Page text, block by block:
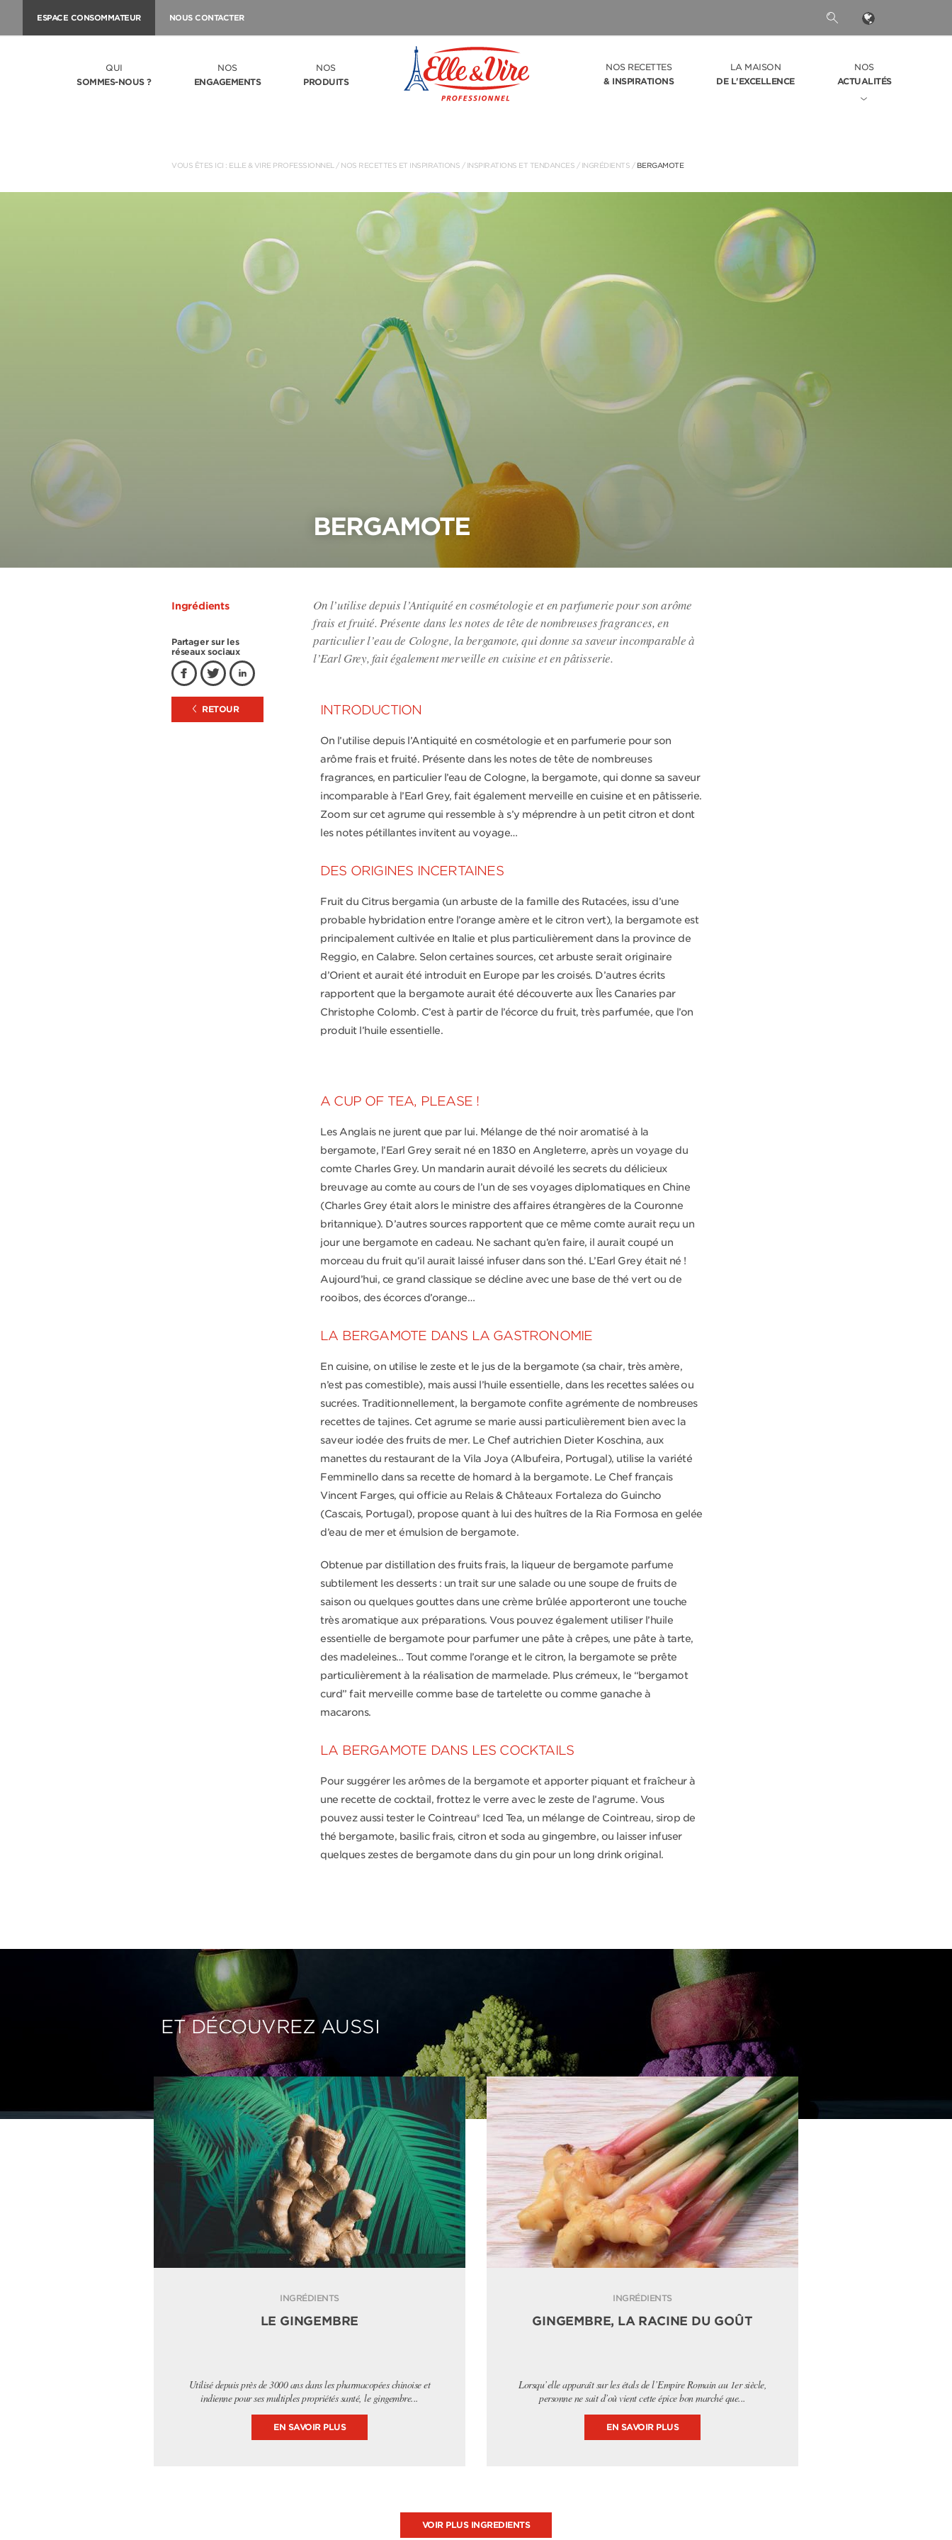
ESPACE CONSOMMATEUR NOUS CONTACTER
QUI
SOMMES-NOUS ?
NOS
ENGAGEMENTS
NOS
PRODUITS
NOS RECETTES
& INSPIRATIONS
LA MAISON
DE L'EXCELLENCE
NOS
ACTUALITÉS
VOUS ÊTES ICI : ELLE & VIRE PROFESSIONNEL / NOS RECETTES ET INSPIRATIONS / INSPIRATIONS ET TENDANCES / INGRÉDIENTS / BERGAMOTE
BERGAMOTE
On l’utilise depuis l’Antiquité en cosmétologie et en parfumerie pour son arôme
frais et fruité. Présente dans les notes de tête de nombreuses fragrances, en
particulier l’eau de Cologne, la bergamote, qui donne sa saveur incomparable à
l’Earl Grey, fait également merveille en cuisine et en pâtisserie.
Ingrédients
Partager sur les
réseaux sociaux
RETOUR INTRODUCTION
On l’utilise depuis l’Antiquité en cosmétologie et en parfumerie pour son
arôme frais et fruité. Présente dans les notes de tête de nombreuses
fragrances, en particulier l’eau de Cologne, la bergamote, qui donne sa saveur
incomparable à l’Earl Grey, fait également merveille en cuisine et en pâtisserie.
Zoom sur cet agrume qui ressemble à s’y méprendre à un petit citron et dont
les notes pétillantes invitent au voyage…
DES ORIGINES INCERTAINES
Fruit du Citrus bergamia (un arbuste de la famille des Rutacées, issu d’une
probable hybridation entre l’orange amère et le citron vert), la bergamote est
principalement cultivée en Italie et plus particulièrement dans la province de
Reggio, en Calabre. Selon certaines sources, cet arbuste serait originaire
d’Orient et aurait été introduit en Europe par les croisés. D’autres écrits
rapportent que la bergamote aurait été découverte aux Îles Canaries par
Christophe Colomb. C’est à partir de l’écorce du fruit, très parfumée, que l’on
produit l’huile essentielle.
A CUP OF TEA, PLEASE !
Les Anglais ne jurent que par lui. Mélange de thé noir aromatisé à la
bergamote, l’Earl Grey serait né en 1830 en Angleterre, après un voyage du
comte Charles Grey. Un mandarin aurait dévoilé les secrets du délicieux
breuvage au comte au cours de l’un de ses voyages diplomatiques en Chine
(Charles Grey était alors le ministre des affaires étrangères de la Couronne
britannique). D’autres sources rapportent que ce même comte aurait reçu un
jour une bergamote en cadeau. Ne sachant qu’en faire, il aurait coupé un
morceau du fruit qu’il aurait laissé infuser dans son thé. L’Earl Grey était né !
Aujourd’hui, ce grand classique se décline avec une base de thé vert ou de
rooibos, des écorces d’orange…
LA BERGAMOTE DANS LA GASTRONOMIE
En cuisine, on utilise le zeste et le jus de la bergamote (sa chair, très amère,
n’est pas comestible), mais aussi l’huile essentielle, dans les recettes salées ou
sucrées. Traditionnellement, la bergamote confite agrémente de nombreuses
recettes de tajines. Cet agrume se marie aussi particulièrement bien avec la
saveur iodée des fruits de mer. Le Chef autrichien Dieter Koschina, aux
manettes du restaurant de la Vila Joya (Albufeira, Portugal), utilise la variété
Femminello dans sa recette de homard à la bergamote. Le Chef français
Vincent Farges, qui officie au Relais & Châteaux Fortaleza do Guincho
(Cascais, Portugal), propose quant à lui des huîtres de la Ria Formosa en gelée
d’eau de mer et émulsion de bergamote.
Obtenue par distillation des fruits frais, la liqueur de bergamote parfume
subtilement les desserts : un trait sur une salade ou une soupe de fruits de
saison ou quelques gouttes dans une crème brûlée apporteront une touche
très aromatique aux préparations. Vous pouvez également utiliser l’huile
essentielle de bergamote pour parfumer une pâte à crêpes, une pâte à tarte,
des madeleines… Tout comme l’orange et le citron, la bergamote se prête
particulièrement à la réalisation de marmelade. Plus crémeux, le “bergamot
curd” fait merveille comme base de tartelette ou comme ganache à
macarons.
LA BERGAMOTE DANS LES COCKTAILS
Pour suggérer les arômes de la bergamote et apporter piquant et fraîcheur à
une recette de cocktail, frottez le verre avec le zeste de l’agrume. Vous
pouvez aussi tester le Cointreau® Iced Tea, un mélange de Cointreau, sirop de
thé bergamote, basilic frais, citron et soda au gingembre, ou laisser infuser
quelques zestes de bergamote dans du gin pour un long drink original.
ET DÉCOUVREZ AUSSI
INGRÉDIENTS
LE GINGEMBRE
Utilisé depuis près de 3000 ans dans les pharmacopées chinoise et
indienne pour ses multiples propriétés santé, le gingembre...
EN SAVOIR PLUS
INGRÉDIENTS
GINGEMBRE, LA RACINE DU GOÛT
Lorsqu’elle apparaît sur les étals de l’Empire Romain au 1er siècle,
personne ne sait d’où vient cette épice bon marché que...
EN SAVOIR PLUS
VOIR PLUS INGREDIENTS